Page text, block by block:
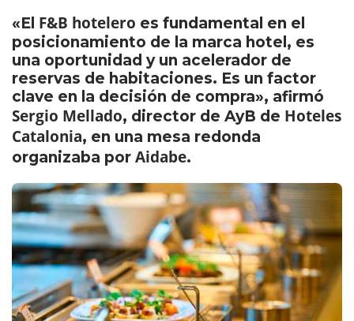
«El F&B hotelero es fundamental en el
posicionamiento de la marca hotel, es
una oportunidad y un acelerador de
reservas de habitaciones. Es un factor
clave en la decisión de compra», afirmó
Sergio Mellado, director de AyB de Hoteles
Catalonia, en una mesa redonda
organizaba por Aidabe.